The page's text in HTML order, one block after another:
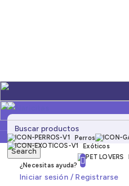
Search
¿Necesitas ayuda?
Iniciar sesión / Registrarse
Perros
Exóticos